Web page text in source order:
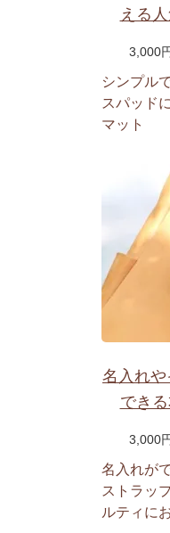
える
3,000
シンプル
スパッド
マット
名入れ
でき
3,000
名入れが
ストラッ
ルティに